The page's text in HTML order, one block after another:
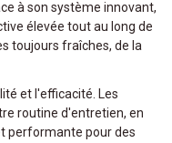
à son système innovant,
élevée tout au long de
toujours fraîches, de la
et l'efficacité. Les
routine d'entretien, en
performante pour des